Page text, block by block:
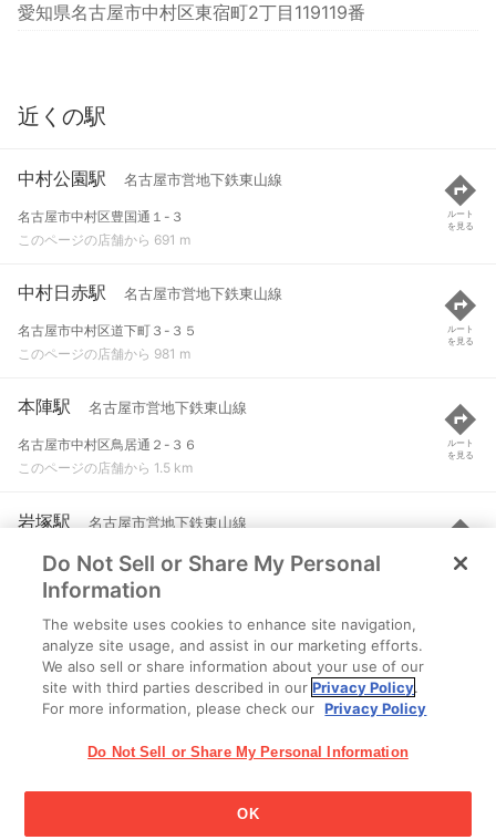
愛知県名古屋市中村区東宿町2丁目119119番
近くの駅
中村公園駅 名古屋市営地下鉄東山線
名古屋市中村区豊国通１-３
このページの店舗から 691 m
ルート
を見る
中村日赤駅 名古屋市営地下鉄東山線
名古屋市中村区道下町３-３５
このページの店舗から 981 m
ルート
を見る
本陣駅 名古屋市営地下鉄東山線
名古屋市中村区鳥居通２-３６
このページの店舗から 1.5 km
ルート
を見る
岩塚駅 名古屋市営地下鉄東山線
名古屋市中村区岩塚町字向田３７-１
このページの店舗から 1.7 km
ルート
を見る
太閤通駅 名古屋市営地下鉄桜通線
名古屋市中村区太閤通３-２７-３
このページの店舗から 2.1 km
江崎グリコ株式会社 Copyright © 2025 Ezaki Glico Co., Ltd.
Do Not Sell or Share My Personal
Information
The website uses cookies to enhance site navigation,
analyze site usage, and assist in our marketing efforts.
We also sell or share information about your use of our
site with third parties described in ourPrivacy Policy.
For more information, please check our Privacy Policy
Do Not Sell or Share My Personal Information
OK